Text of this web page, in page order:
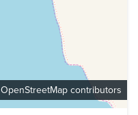
OpenStreetMap contributors